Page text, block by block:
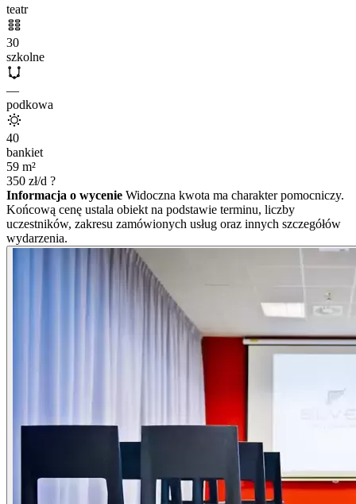
teatr
30
szkolne
—
podkowa
40
bankiet
59 m²
350 zł/d ?
Informacja o wycenie Widoczna kwota ma charakter pomocniczy.
Końcową cenę ustala obiekt na podstawie terminu, liczby
uczestników, zakresu zamówionych usług oraz innych szczegółów
wydarzenia.